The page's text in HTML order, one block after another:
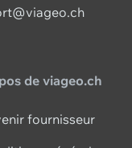
de viageo.ch
fournisseur